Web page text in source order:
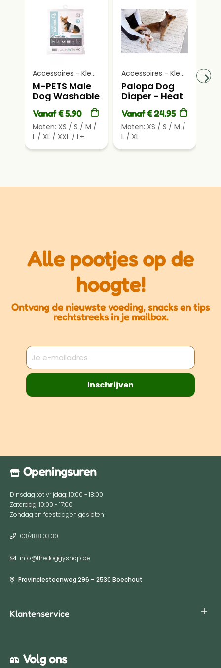
Accessoires - Kleding - Jassen, Truien & Accessoires
M-PETS Male
Dog Washable
Vanaf € 5.90
Maten: XS / S / M /
L / XL / XXL / L+
Accessoires - Kleding - Jassen, Truien & Accessoires
Palopa Dog
Diaper - Heat
Taupe
Vanaf € 24.95
Maten: XS / S / M /
L / XL
Alle pootjes op de
hoogte!
Ontvang de nieuwste voeding, snacks en tips
rechtstreeks in je mailbox.
Inschrijven
Openingsuren
Dinsdag tot vrijdag: 10:00 - 18:00
Zaterdag: 10:00 - 17:00
Zondag en feestdagen gesloten
03/488.03.30
info@thedoggyshop.be
Provinciesteenweg 296 – 2530 Boechout
Klantenservice
Privacy policy
Volg ons